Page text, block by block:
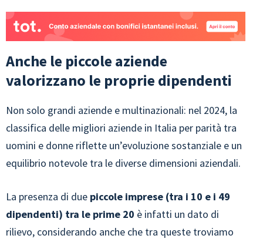
Anche le piccole aziende
valorizzano le proprie dipendenti
Non solo grandi aziende e multinazionali: nel 2024, la
classifica delle migliori aziende in Italia per parità tra
uomini e donne riflette un’evoluzione sostanziale e un
equilibrio notevole tra le diverse dimensioni aziendali.
La presenza di due piccole imprese (tra i 10 e i 49
dipendenti) tra le prime 20 è infatti un dato di
rilievo, considerando anche che tra queste troviamo